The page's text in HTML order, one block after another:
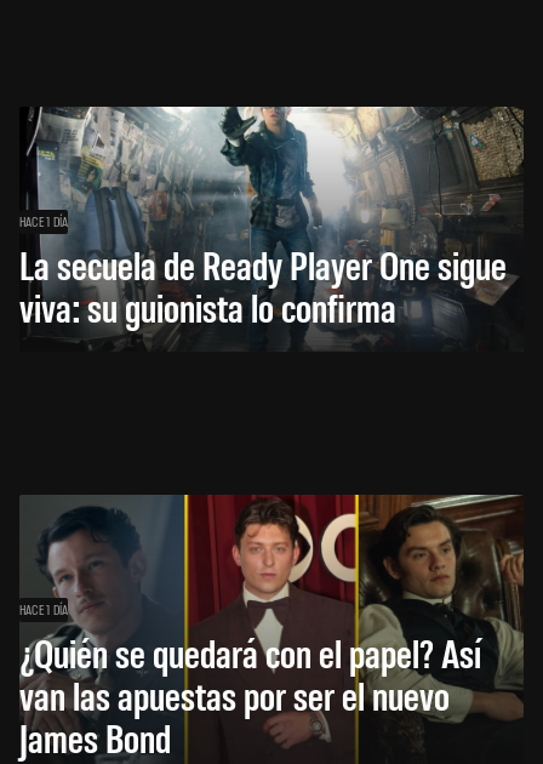
HACE 1 DÍA
La secuela de Ready Player One sigue
viva: su guionista lo confirma
HACE 1 DÍA
¿Quién se quedará con el papel? Así
van las apuestas por ser el nuevo
James Bond